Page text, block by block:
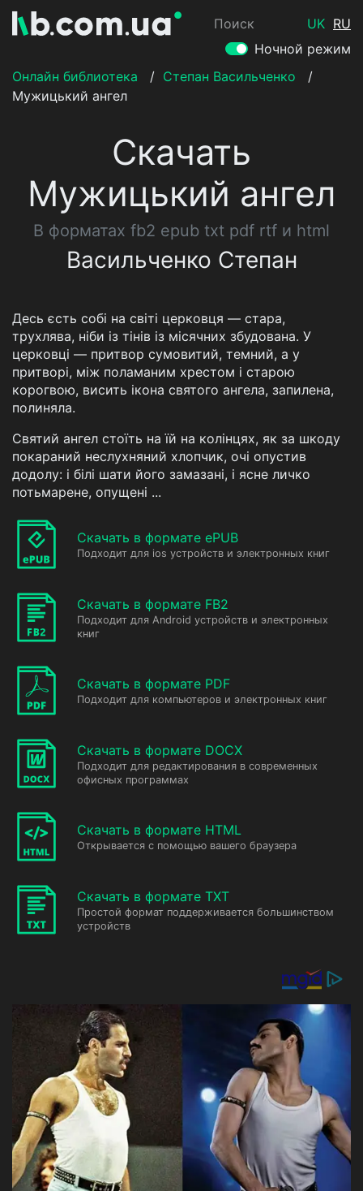
Поиск UK RU
Ночной режим
Онлайн библиотека
/ Степан Васильченко
/
Мужицький ангел
Скачать
Мужицький ангел
В форматах fb2 epub txt pdf rtf и html
Васильченко Степан
Десь єсть собі на світі церковця — стара,
трухлява, ніби із тінів із місячних збудована. У
церковці — притвор сумовитий, темний, а у
притворі, між поламаним хрестом і старою
корогвою, висить ікона святого ангела, запилена,
полиняла.
Святий ангел стоїть на їй на колінцях, як за шкоду
покараний неслухняний хлопчик, очі опустив
додолу: і білі шати його замазані, і ясне личко
потьмарене, опущені ...
Скачать в формате ePUB
Подходит для ios устройств и электронных книг
Скачать в формате FB2
Подходит для Android устройств и электронных
книг
Скачать в формате PDF
Подходит для компьютеров и электронных книг
Скачать в формате DOCX
Подходит для редактирования в современных
офисных программах
Скачать в формате HTML
Открывается с помощью вашего браузера
Скачать в формате TXT
Простой формат поддерживается большинством
устройств